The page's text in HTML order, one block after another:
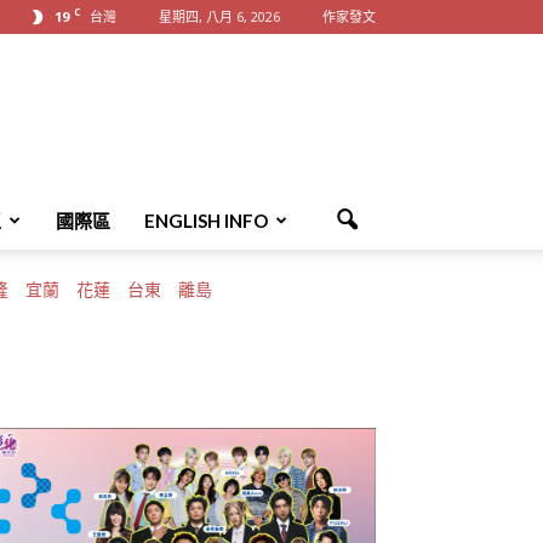
19 C 台灣 星期四, 八月 6, 2026 作家發文
國際區 ENGLISH INFO
宜蘭 花蓮 台東 離島